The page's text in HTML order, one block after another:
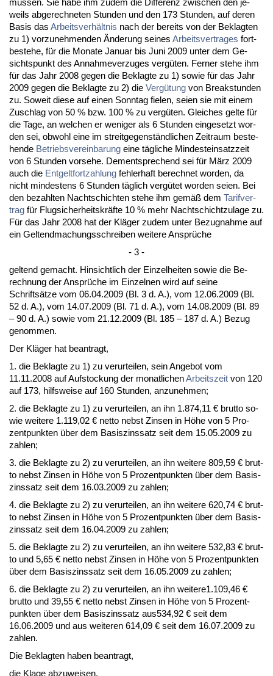
müssen. Sie ha­be ihm zu­dem die Dif­fe­renz zwi­schen den je­
weils ab­ge­rech­ne­ten St­un­den und den 173 St­un­den, auf de­ren
Ba­sis das Ar­beits­verhält­nis nach der be­reits von der Be­klag­ten
zu 1) vor­zu­neh­men­den Ände­rung sei­nes Ar­beits­ver­tra­ges fort­
be­ste­he, für die Mo­na­te Ja­nu­ar bis Ju­ni 2009 un­ter dem Ge­
sichts­punkt des An­nah­me­ver­zu­ges vergüten. Fer­ner ste­he ihm
für das Jahr 2008 ge­gen die Be­klag­te zu 1) so­wie für das Jahr
2009 ge­gen die Be­klag­te zu 2) die Vergütung von Break­stun­den
zu. So­weit die­se auf ei­nen Sonn­tag fie­len, sei­en sie mit ei­nem
Zu­schlag von 50 % bzw. 100 % zu vergüten. Glei­ches gel­te für
die Ta­ge, an wel­chen er we­ni­ger als 6 St­un­den ein­ge­setzt wor­
den sei, ob­wohl ei­ne im streit­ge­genständ­li­chen Zeit­raum be­ste­
hen­de Be­triebs­ver­ein­ba­rung ei­ne tägli­che Min­dest­ein­satz­zeit
von 6 St­un­den vor­se­he. Dem­ent­spre­chend sei für März 2009
auch die Ent­gelt­fort­zah­lung feh­ler­haft be­rech­net wor­den, da
nicht min­des­tens 6 St­un­den täglich vergütet wor­den sei­en. Bei
den be­zahl­ten Nacht­schich­ten ste­he ihm gemäß dem Ta­rif­ver­
trag für Flug­si­cher­heits­kräfte 10 % mehr Nacht­schicht­zu­la­ge zu.
Für das Jahr 2008 hat der Kläger zu­dem un­ter Be­zug­nah­me auf
ein Gel­tend­ma­chungs­schrei­ben wei­te­re Ansprüche
- 3 -
gel­tend ge­macht. Hin­sicht­lich der Ein­zel­hei­ten so­wie die Be­
rech­nung der Ansprüche im Ein­zel­nen wird auf sei­ne
Schriftsätze vom 06.04.2009 (Bl. 3 d. A.), vom 12.06.2009 (Bl.
52 d. A.), vom 14.07.2009 (Bl. 71 d. A.), vom 14.08.2009 (Bl. 89
– 90 d. A.) so­wie vom 21.12.2009 (Bl. 185 – 187 d. A.) Be­zug
ge­nom­men.
Der Kläger hat be­an­tragt,
1. die Be­klag­te zu 1) zu ver­ur­tei­len, sein An­ge­bot vom
11.11.2008 auf Auf­sto­ckung der mo­nat­li­chenAr­beits­zeit von 120
auf 173, hilfs­wei­se auf 160 St­un­den, an­zu­neh­men;
2. die Be­klag­te zu 1) zu ver­ur­tei­len, an ihn 1.874,11 € brut­to so­
wie wei­te­re 1.119,02 € net­to nebst Zin­sen in Höhe von 5 Pro­
zent­punk­ten über dem Ba­sis­zins­satz seit dem 15.05.2009 zu
zah­len;
3. die Be­klag­te zu 2) zu ver­ur­tei­len, an ihn wei­te­re 809,59 € brut­
to nebst Zin­sen in Höhe von 5 Pro­zent­punk­ten über dem Ba­sis­
zins­satz seit dem 16.03.2009 zu zah­len;
4. die Be­klag­te zu 2) zu ver­ur­tei­len, an ihn wei­te­re 620,74 € brut­
to nebst Zin­sen in Höhe von 5 Pro­zent­punk­ten über dem Ba­sis­
zins­satz seit dem 16.04.2009 zu zah­len;
5. die Be­klag­te zu 2) zu ver­ur­tei­len, an ihn wei­te­re 532,83 € brut­
to und 5,65 € net­to nebst Zin­sen in Höhe von 5 Pro­zent­punk­ten
über dem Ba­sis­zins­satz seit dem 16.05.2009 zu zah­len;
6. die Be­klag­te zu 2) zu ver­ur­tei­len, an ihn weitere1.109,46 €
brut­to und 39,55 € net­to nebst Zin­sen in Höhe von 5 Pro­zent­
punk­ten über dem Ba­sis­zins­satz aus534,92 € seit dem
16.06.2009 und aus wei­te­ren 614,09 € seit dem 16.07.2009 zu
zah­len.
Die Be­klag­ten ha­ben be­an­tragt,
die Kla­ge ab­zu­wei­sen.